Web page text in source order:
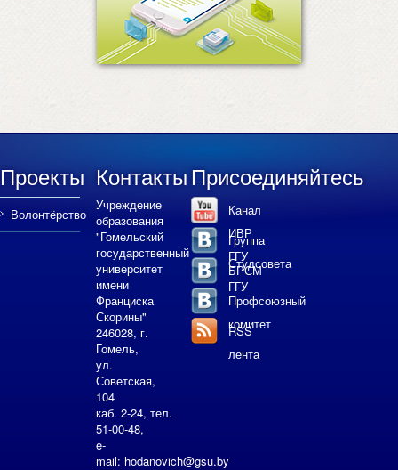
Проекты
Волонтёрство
Контакты
Учреждение
образования
"Гомельский
государственный
университет
имени
Франциска
Скорины"
246028, г.
Гомель,
ул.
Советская,
104
каб. 2-24, тел.
51-00-48,
e-
mail: hodanovich@gsu.by
Присоединяйтесь
Канал
ИВР
ГГУ
Группа
Студсовета
ГГУ
БРСМ
Профсоюзный
комитет
RSS
лента